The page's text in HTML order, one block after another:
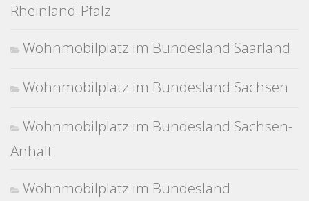
Rheinland-Pfalz
Wohnmobilplatz im Bundesland Saarland
Wohnmobilplatz im Bundesland Sachsen
Wohnmobilplatz im Bundesland Sachsen-
Anhalt
Wohnmobilplatz im Bundesland